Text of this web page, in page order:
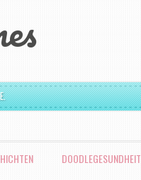
DOODLEGESUNDHEIT